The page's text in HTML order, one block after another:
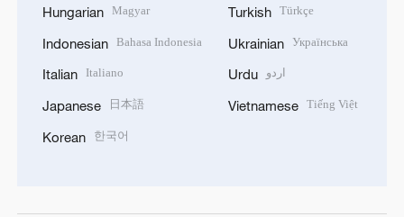
Hungarian Magyar
Indonesian Bahasa Indonesia
Italian Italiano
Japanese 日本語
Korean 한국어
Turkish Türkçe
Ukrainian Українська
Urdu اردو
Vietnamese Tiếng Việt